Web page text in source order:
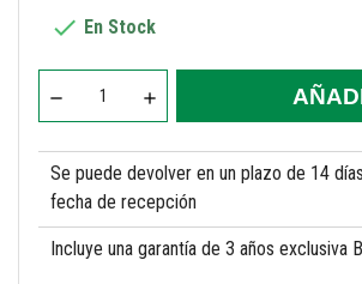
 En Stock
Se puede devolver en un plazo de 14
fecha de recepción
Incluye una garantía de 3 años exclusiva